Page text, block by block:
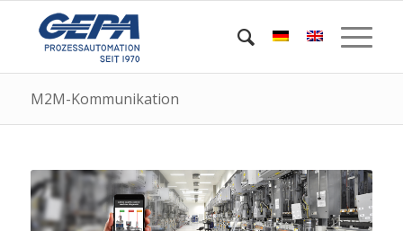
M2M-Kommunikation